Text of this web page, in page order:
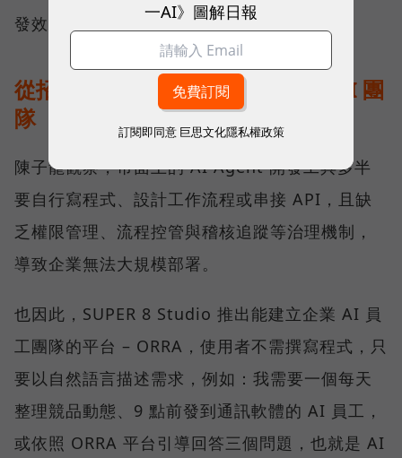
發效率與治理能力的平台。
從招募一位 AI 員工，到管理一支 AI 團
隊
陳子龍觀察，市面上的 AI Agent 開發工具多半
要自行寫程式、設計工作流程或串接 API，且缺
乏權限管理、流程控管與稽核追蹤等治理機制，
導致企業無法大規模部署。
也因此，SUPER 8 Studio 推出能建立企業 AI 員
工團隊的平台 – ORRA，使用者不需撰寫程式，只
要以自然語言描述需求，例如：我需要一個每天
整理競品動態、9 點前發到通訊軟體的 AI 員工，
或依照 ORRA 平台引導回答三個問題，也就是 AI
一AI》圖解日報
訂閱即同意 巨思文化隱私權政策